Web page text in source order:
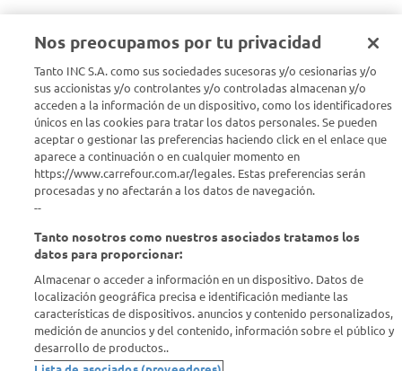
Seguinos en :
Estamos para ayudarte
¿Tenés una consulta? Comunicate con nosotrosacá
Descubrí Carrefour
Conocenos
Info útil
Comprá Online
Nos preocupamos por tu privacidad
Tanto INC S.A. como sus sociedades sucesoras y/o cesionarias y/o
sus accionistas y/o controlantes y/o controladas almacenan y/o
acceden a la información de un dispositivo, como los identificadores
únicos en las cookies para tratar los datos personales. Se pueden
aceptar o gestionar las preferencias haciendo click en el enlace que
aparece a continuación o en cualquier momento en
https://www.carrefour.com.ar/legales. Estas preferencias serán
procesadas y no afectarán a los datos de navegación.
--
Tanto nosotros como nuestros asociados tratamos los
datos para proporcionar:
Almacenar o acceder a información en un dispositivo. Datos de
localización geográfica precisa e identificación mediante las
características de dispositivos. anuncios y contenido personalizados,
medición de anuncios y del contenido, información sobre el público y
desarrollo de productos..